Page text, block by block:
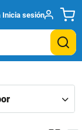
Inicia sesión